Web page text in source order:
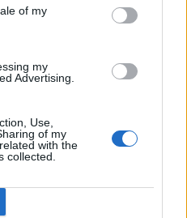
of my
my
Advertising.
Use,
of my
with the
collected.
Ellenőrző bizottsági tagok
hírarchívumához
előfizetéses
tartalmazza: